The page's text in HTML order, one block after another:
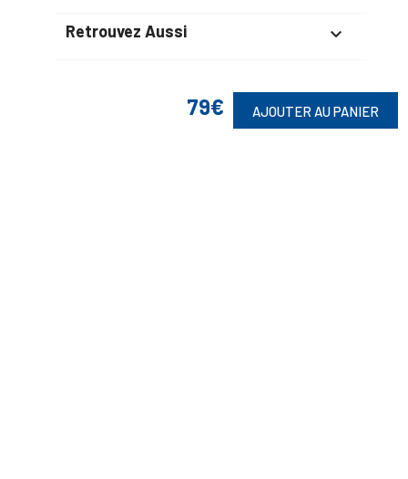
79€ AJOUTER AU PANIER
Retrouvez Aussi 
Suivez-Nous